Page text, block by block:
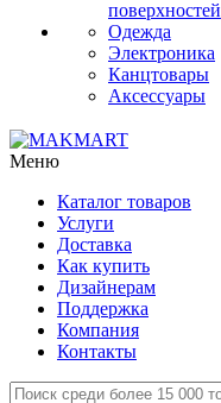
поверхностей
Одежда
Электроника
Канцтовары
Аксессуары
Меню
Каталог товаров
Услуги
Доставка
Как купить
Дизайнерам
Поддержка
Компания
Контакты